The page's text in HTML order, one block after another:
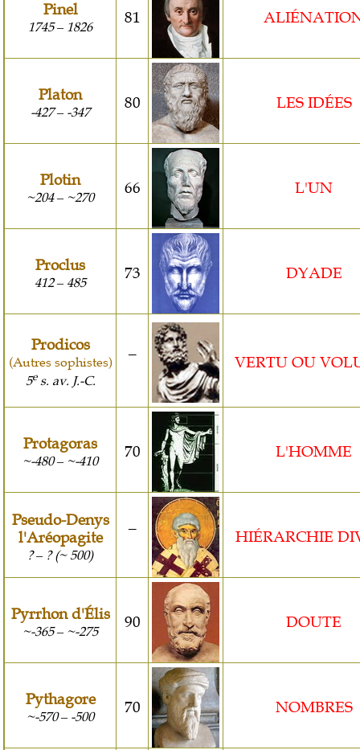
Pinel
1745– 1826 81
Platon
-427– -347 80 LES IDÉES
Plotin
~204– ~270 66 L'UN
Proclus
412– 485 73 DYADE
Prodicos
(Autres sophistes)
5es. av. J.-C.
VERTU OU
Protagoras
~-480– ~-410 70 L'HOMME
Pseudo-Denys
l'Aréopagite
?– ? (~ 500)
HIÉRARCHIE
Pyrrhon d'Élis
~-365– ~-275 90 DOUTE
Pythagore
~-570– -500 70 NOMBRES